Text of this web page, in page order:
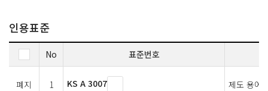
인용표준
No 표준번호
폐지 1 KS A 3007 제도 용어